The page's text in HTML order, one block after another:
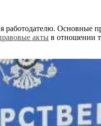
работодателю. Основные
акты в отношении